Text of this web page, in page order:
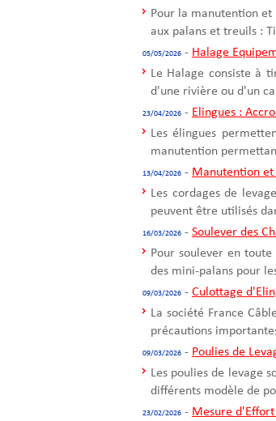
Pour la manutention
aux palans et treuils :
05/05/2026 - Halage
Le Halage consiste à
d'une rivière ou d'un
23/04/2026 - Elingues :
Les élingues
manutention
13/04/2026 - Manutention et
Les cordages de
peuvent être utilisés
16/03/2026 - Soulever des
Pour soulever en
des mini-palans pour
09/03/2026 - Culottage
La société France
précautions
09/03/2026 - Poulies de
Les poulies de levage
différents modèle de
23/02/2026 - Mesure